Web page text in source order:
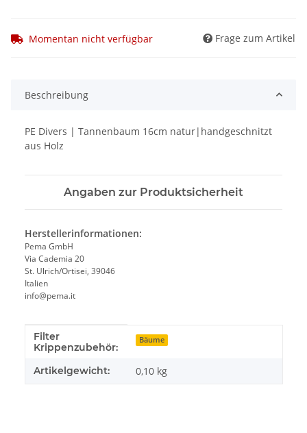
Momentan nicht verfügbar Frage zum Artikel
Beschreibung
PE Divers | Tannenbaum 16cm natur|handgeschnitzt
aus Holz
Angaben zur Produktsicherheit
Herstellerinformationen:
Pema GmbH
Via Cademia 20
St. Ulrich/Ortisei, 39046
Italien
info@pema.it
Produkteigenschaft
Wert
Filter
Krippenzubehör:
Bäume
Artikelgewicht: 0,10 kg